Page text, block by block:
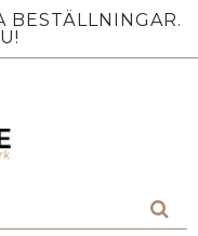
BESTÄLLNINGAR.